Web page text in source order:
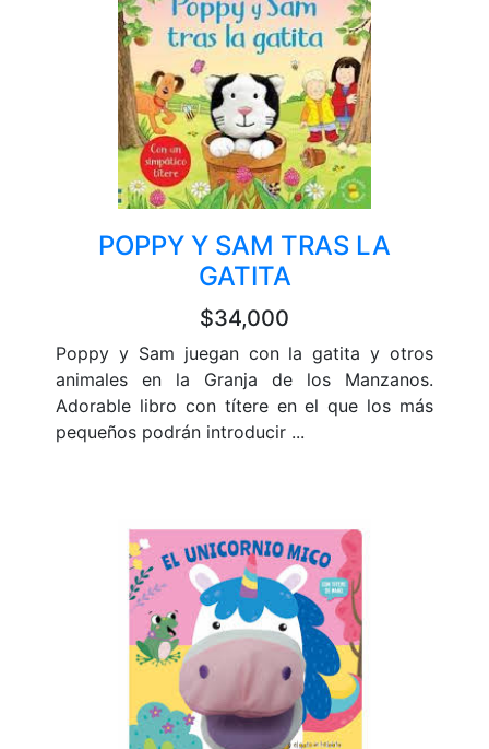
POPPY Y SAM TRAS LA
GATITA
$34,000
Poppy y Sam juegan con la gatita y otros
animales en la Granja de los Manzanos.
Adorable libro con títere en el que los más
pequeños podrán introducir ...